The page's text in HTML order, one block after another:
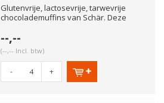
Glutenvrije, lactosevrije, tarwevrije
chocolademuffins van Schär. Deze
--,--
(--,-- Incl. btw)
- +